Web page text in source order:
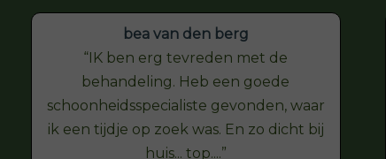
bea van den berg
IK ben erg tevreden met de
behandeling. Heb een goede
schoonheidsspecialiste gevonden, waar
ik een tijdje op zoek was. En zo dicht bij
huis... top....